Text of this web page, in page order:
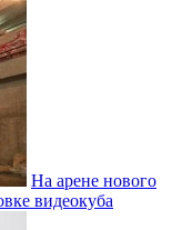
На арене нового
видеокуба